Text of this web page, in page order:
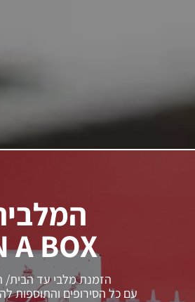
A BOX
הזמנת מלבי עד
עם כל הסירופים והתוספות